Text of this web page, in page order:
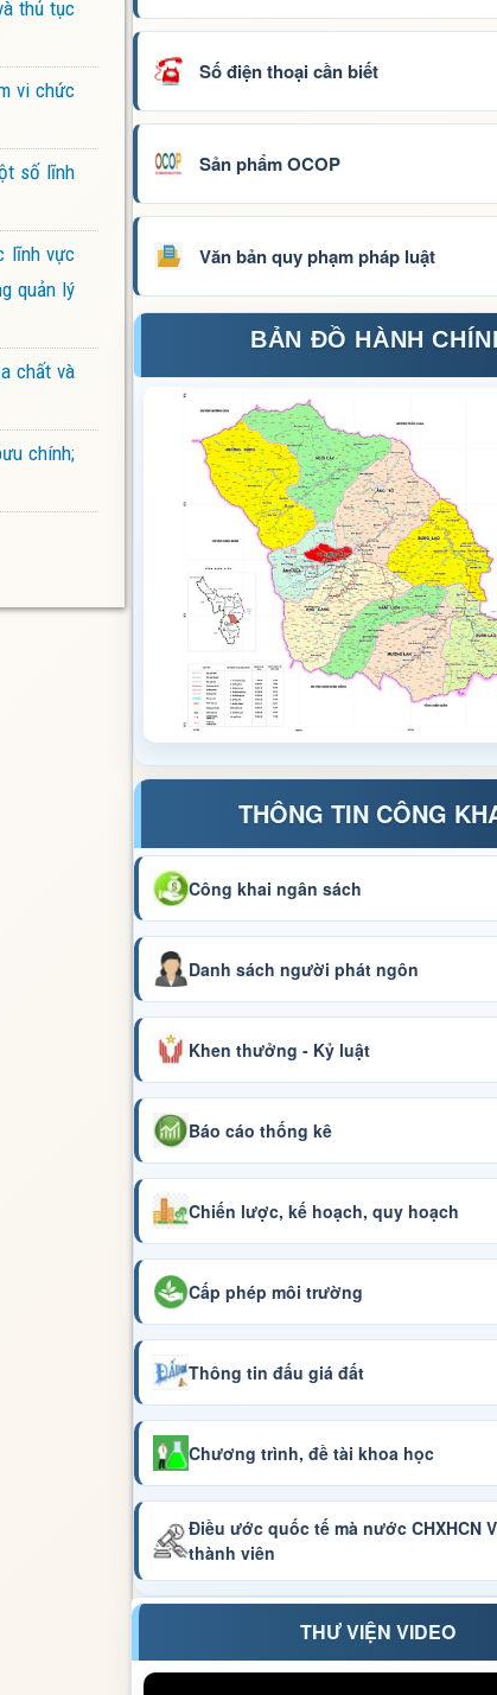
thủ tục
vi chức
số lĩnh
lĩnh vực
quản lý
chất và
chính;
Số điện thoại cần biết
Sản phẩm OCOP
Văn bản quy phạm pháp luật
BẢN ĐỒ HÀNH
THÔNG TIN CÔNG
Công khai ngân sách
Danh sách người phát ngôn
Khen thưởng - Kỷ luật
Báo cáo thống kê
Chiến lược, kế hoạch, quy hoạch
Cấp phép môi trường
Thông tin đấu giá đất
Chương trình, đề tài khoa học
Điều ước quốc tế mà nước CHXHCN
thành viên
THƯ VIỆN VIDEO